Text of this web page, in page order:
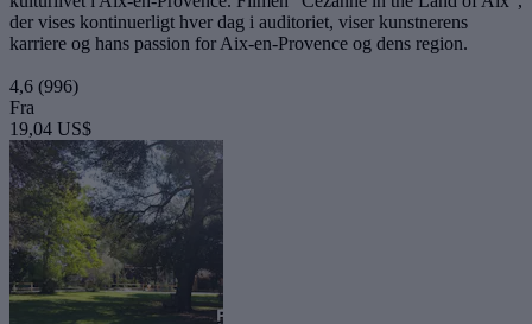
der vises kontinuerligt hver dag i auditoriet, viser kunstnerens
karriere og hans passion for Aix-en-Provence og dens region.
4,6 (996)
Fra
19,04 US$